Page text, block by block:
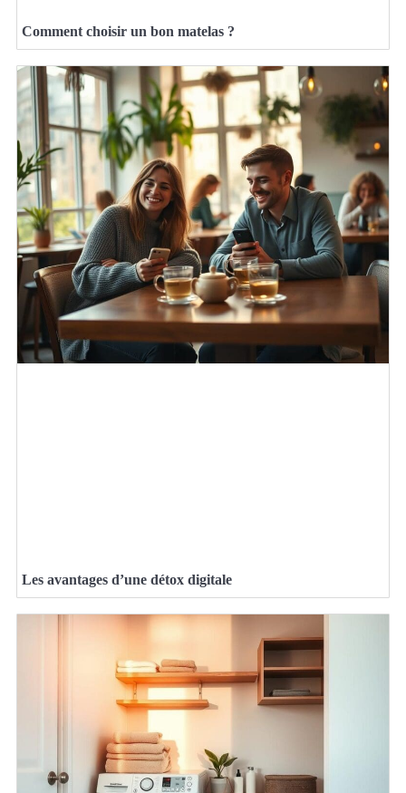
Comment choisir un bon matelas ?
Les avantages d’une détox digitale